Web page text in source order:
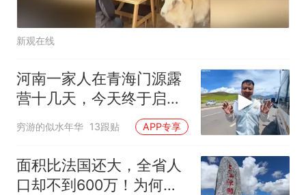
新观在线
河南一家人在青海门源露
营十几天，今天终于启
程，去雪山脚下
穷游的似水年华 13跟贴 APP专享
面积比法国还大，全省人
口却不到600万！为何青